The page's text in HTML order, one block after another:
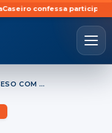
participação em
JOVEM É PRESO COM SETE ARMAS E QUASE 600 MUNIÇÕES NO INTERIOR DE CACHOEIRA DO SUL